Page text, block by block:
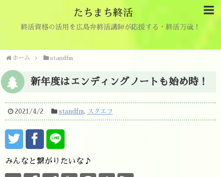
たちまち終活
終活資格の活用を広島弁終活講師が応援する・終活万歳！
ホーム standfm
新年度はエンディングノートも始め時！
2021/4/2 standfm, スタエフ
みんなと繋がりたいな♪